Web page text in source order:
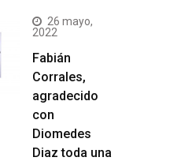
26 mayo,
2022
Fabián
Corrales,
agradecido
con
Diomedes
Diaz toda una